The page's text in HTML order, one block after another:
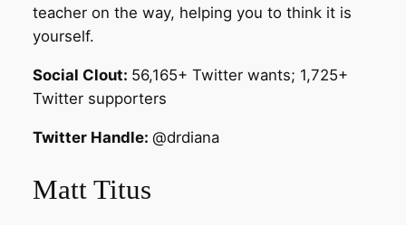
teacher on the way, helping you to think it is
yourself.
Social Clout: 56,165+ Twitter wants; 1,725+
Twitter supporters
Twitter Handle: @drdiana
Matt Titus